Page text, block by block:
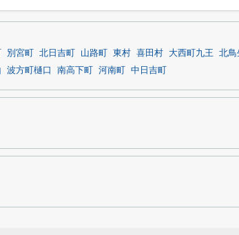
別宮町 北日吉町 山路町 東村 喜田村 大西町九王 北鳥
波方町樋口 南高下町 河南町 中日吉町